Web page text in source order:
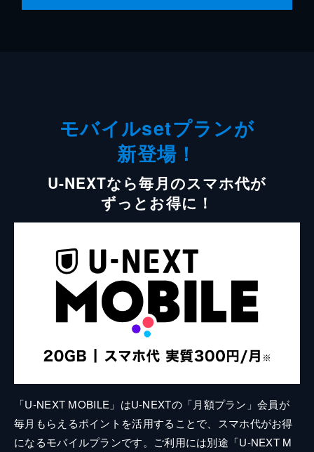
モバイルsetプランが
新登場！
U-NEXTなら毎月のスマホ代が
ずっとお得に！
「U-NEXT MOBILE」はU-NEXTの「月額プラン」会員が
毎月もらえるポイントを活用することで、スマホ代がお得
になるモバイルプランです。ご利用には別途「U-NEXT M